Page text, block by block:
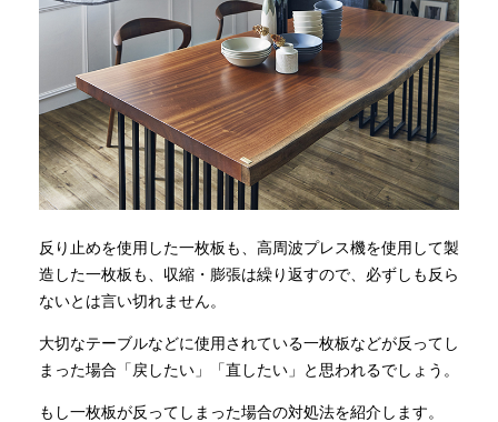
反り止めを使用した一枚板も、高周波プレス機を使用して製
造した一枚板も、収縮・膨張は繰り返すので、必ずしも反ら
ないとは言い切れません。
大切なテーブルなどに使用されている一枚板などが反ってし
まった場合「戻したい」「直したい」と思われるでしょう。
もし一枚板が反ってしまった場合の対処法を紹介します。